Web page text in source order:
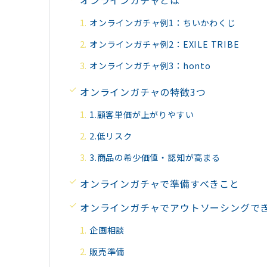
オンラインガチャ例1：ちいかわくじ
オンラインガチャ例2：EXILE TRIBE
オンラインガチャ例3：honto
オンラインガチャの特徴3つ
1.顧客単価が上がりやすい
2.低リスク
3.商品の希少価値・認知が高まる
オンラインガチャで準備すべきこと
オンラインガチャでアウトソーシングで
企画相談
販売準備